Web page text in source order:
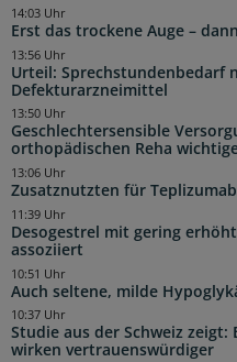
Erst das trockene Auge –
14:03 Uhr
Urteil: Sprechstundenbedarf
Defekturarzneimittel
13:56 Uhr
Geschlechtersensible
orthopädischen Reha
13:50 Uhr
Zusatznutzten für
13:06 Uhr
Desogestrel mit gering
assoziiert
11:39 Uhr
Auch seltene, milde
10:51 Uhr
Studie aus der Schweiz
wirken vertrauenswürdiger
10:37 Uhr